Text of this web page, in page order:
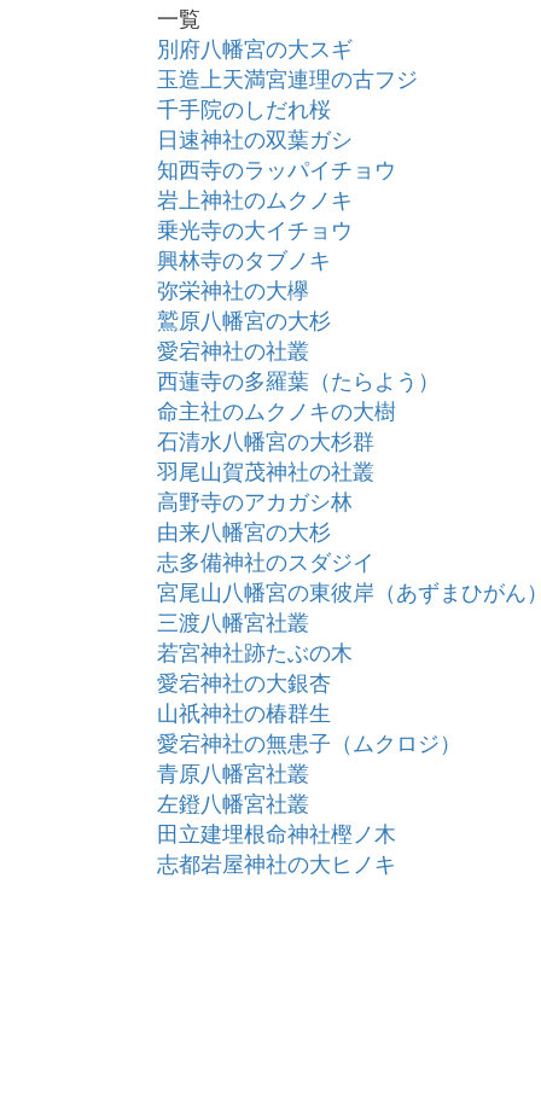
一覧
別府八幡宮の大スギ
玉造上天満宮連理の古フジ
千手院のしだれ桜
日速神社の双葉ガシ
知西寺のラッパイチョウ
岩上神社のムクノキ
乗光寺の大イチョウ
興林寺のタブノキ
弥栄神社の大欅
鷲原八幡宮の大杉
愛宕神社の社叢
西蓮寺の多羅葉（たらよう）
命主社のムクノキの大樹
石清水八幡宮の大杉群
羽尾山賀茂神社の社叢
高野寺のアカガシ林
由来八幡宮の大杉
志多備神社のスダジイ
宮尾山八幡宮の東彼岸（あずまひがん
三渡八幡宮社叢
若宮神社跡たぶの木
愛宕神社の大銀杏
山祇神社の椿群生
愛宕神社の無患子（ムクロジ）
青原八幡宮社叢
左鐙八幡宮社叢
田立建埋根命神社樫ノ木
志都岩屋神社の大ヒノキ